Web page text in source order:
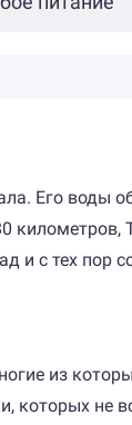
Его воды
и с тех пор
из
которых